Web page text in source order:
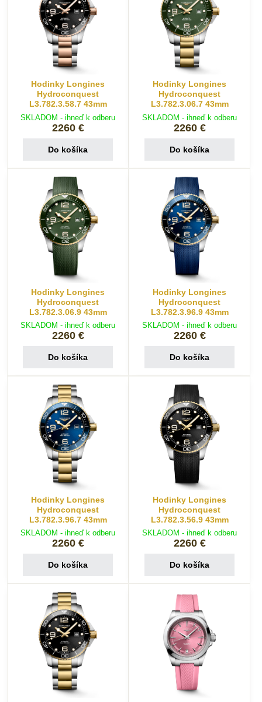
Hodinky Longines
Hydroconquest
L3.782.3.58.7 43mm
SKLADOM - ihneď k odberu
2260 €
Do košíka
Hodinky Longines
Hydroconquest
L3.782.3.06.7 43mm
SKLADOM - ihneď k odberu
2260 €
Do košíka
Hodinky Longines
Hydroconquest
L3.782.3.06.9 43mm
SKLADOM - ihneď k odberu
2260 €
Do košíka
Hodinky Longines
Hydroconquest
L3.782.3.96.9 43mm
SKLADOM - ihneď k odberu
2260 €
Do košíka
Hodinky Longines
Hydroconquest
L3.782.3.96.7 43mm
SKLADOM - ihneď k odberu
2260 €
Do košíka
Hodinky Longines
Hydroconquest
L3.782.3.56.9 43mm
SKLADOM - ihneď k odberu
2260 €
Do košíka